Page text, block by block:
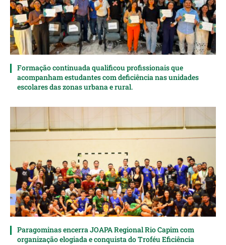
Formação continuada qualificou profissionais que
acompanham estudantes com deficiência nas unidades
escolares das zonas urbana e rural.
Paragominas encerra JOAPA Regional Rio Capim com
organização elogiada e conquista do Troféu Eficiência